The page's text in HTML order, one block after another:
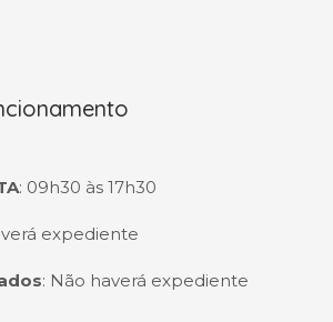
: 09h30 às 17h30
expediente
: Não haverá expediente